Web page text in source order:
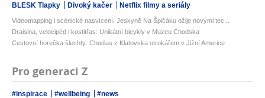
BLESK Tlapky Divoký kačer Netflix filmy a seriály
Videomapping i scénické nasvícení. Jeskyně Na Špičáku ožije novými tec...
Draisina, velocipéd i kostitřas: Unikátní bicykly v Muzeu Chodska
Cestovní horečka šlechty: Chuďas z Klatovska otrokářem v Jižní Americe
Pro generaci Z
#inspirace #wellbeing #news